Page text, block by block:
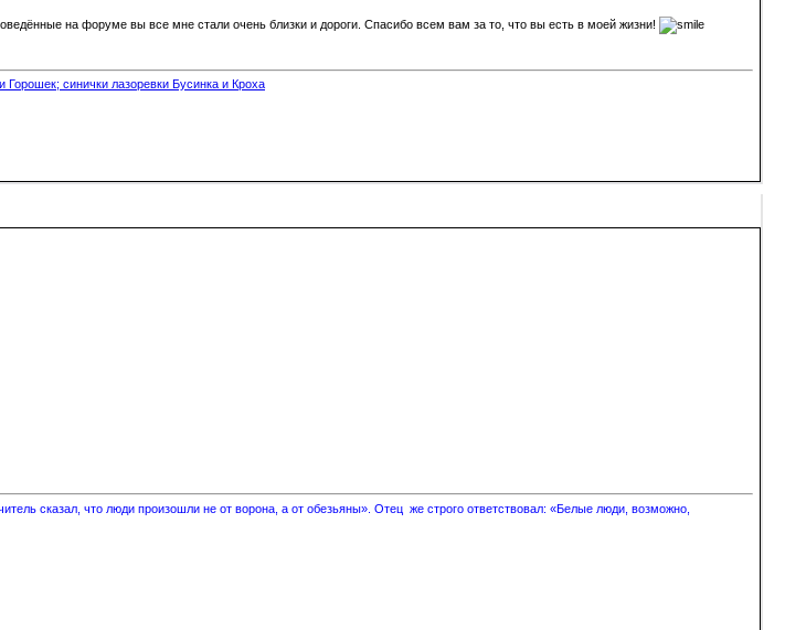
на форуме вы все мне стали очень близки и дороги. Спасибо всем вам за то, что вы есть в моей жизни!
синички лазоревки Бусинка и Кроха
сказал, что люди произошли не от ворона, а от обезьяны». Отец же строго ответствовал: «Белые люди, возможно,